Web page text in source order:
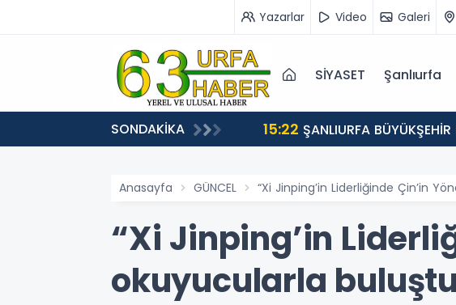
Yazarlar Video Galeri
SİYASET Şanlıurfa
SONDAKİKA
BAŞLADI 15:22 ŞANLIURFA
Anasayfa GÜNCEL “Xi Jinping’in Liderliğinde Çin’in
“Xi Jinping’in
okuyucularla buluştu